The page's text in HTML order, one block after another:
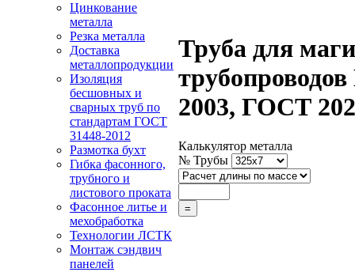
Цинкование
металла
Резка металла
Доставка
металлопродукции
Изоляция
бесшовных и
сварных труб по
стандартам ГОСТ
31448-2012
Размотка бухт
Гибка фасонного,
трубного и
листового проката
Фасонное литье и
мехобработка
Технологии ЛСТК
Монтаж сэндвич
панелей
Труба для
2003, ГОСТ
Калькулятор металла
№ Трубы